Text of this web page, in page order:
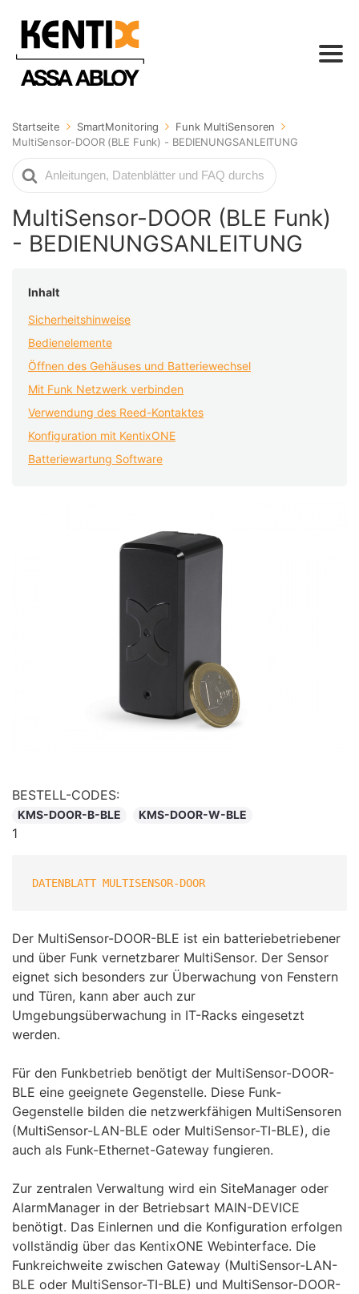
Startseite SmartMonitoring
Funk MultiSensoren
MultiSensor-DOOR (BLE Funk) - BEDIENUNGSANLEITUNG
Suche
nach
MultiSensor-DOOR (BLE Funk)
- BEDIENUNGSANLEITUNG
Inhalt
Sicherheitshinweise
Bedienelemente
Öffnen des Gehäuses und Batteriewechsel
Mit Funk Netzwerk verbinden
Verwendung des Reed-Kontaktes
Konfiguration mit KentixONE
Batteriewartung Software
BESTELL-CODES:
KMS-DOOR-B-BLE KMS-DOOR-W-BLE
1
DATENBLATT MULTISENSOR-DOOR
Der MultiSensor-DOOR-BLE ist ein batteriebetriebener
und über Funk vernetzbarer MultiSensor. Der Sensor
eignet sich besonders zur Überwachung von Fenstern
und Türen, kann aber auch zur
Umgebungsüberwachung in IT-Racks eingesetzt
werden.
Für den Funkbetrieb benötigt der MultiSensor-DOOR-
BLE eine geeignete Gegenstelle. Diese Funk-
Gegenstelle bilden die netzwerkfähigen MultiSensoren
(MultiSensor-LAN-BLE oder MultiSensor-TI-BLE), die
auch als Funk-Ethernet-Gateway fungieren.
Zur zentralen Verwaltung wird ein SiteManager oder
AlarmManager in der Betriebsart MAIN-DEVICE
benötigt. Das Einlernen und die Konfiguration erfolgen
vollständig über das KentixONE Webinterface. Die
Funkreichweite zwischen Gateway (MultiSensor-LAN-
BLE oder MultiSensor-TI-BLE) und MultiSensor-DOOR-